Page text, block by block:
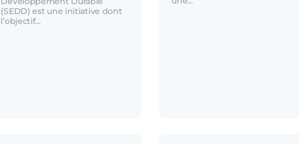
(SEDD) est une initiative dont
l’objectif…